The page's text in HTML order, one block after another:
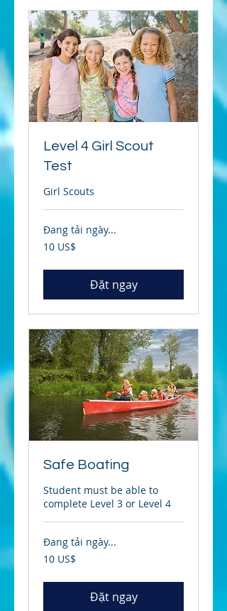
Level 4 Girl Scout
Test
Girl Scouts
Đang tải ngày...
10
đô
10 US$
Đặt ngay
Safe Boating
Student must be able to
complete Level 3 or Level 4
Đang tải ngày...
10
đô
10 US$
Đặt ngay